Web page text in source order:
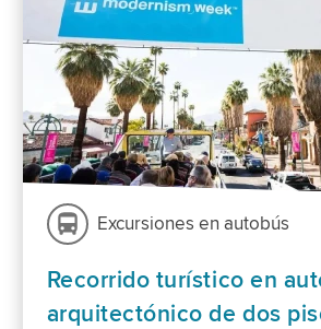
Excursiones en autobús
Recorrido turístico en
arquitectónico de dos